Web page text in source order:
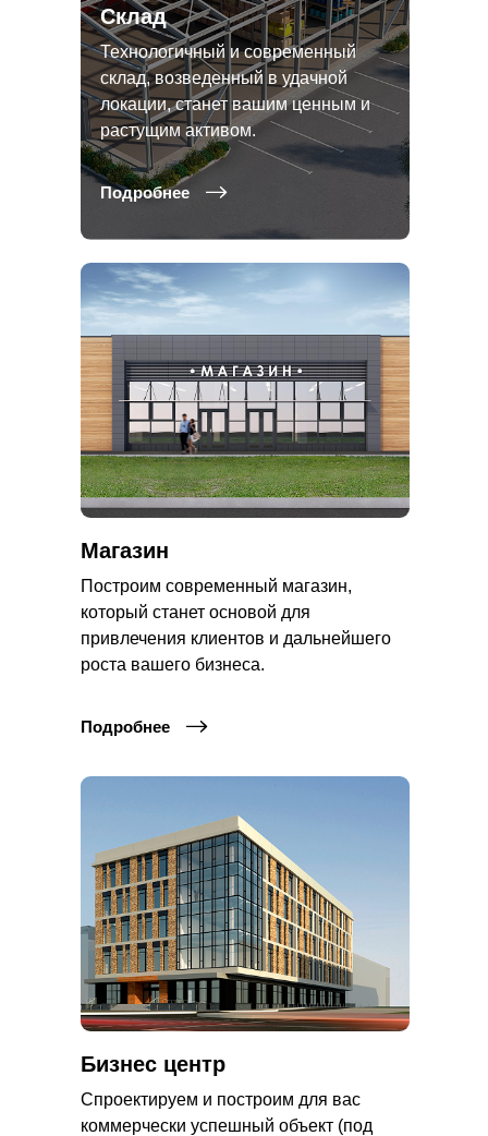
Спроектируем и построим для вас
коммерчески успешный объект (под
Бизнес центр
Построим современный магазин,
который станет основой для
привлечения клиентов и дальнейшего
роста вашего бизнеса.
Магазин
Технологичный и современный
склад, возведенный в удачной
локации, станет вашим ценным и
растущим активом.
Склад
Подробнее
Подробнее